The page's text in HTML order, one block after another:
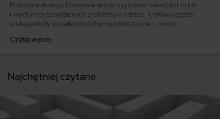
Podróże autem po Europie wiążą się z ryzykiem awarii, kolizji lub
innych nieprzewidzianych problemów w trasie. Kierowcy często
szukają wtedy dodatkowej ochrony, która zapewni pomoc
kraju. Jednym z rozwiązań, które pojawia się w tym kontekście, jest
Czytaj więcej
Najchętniej czytane